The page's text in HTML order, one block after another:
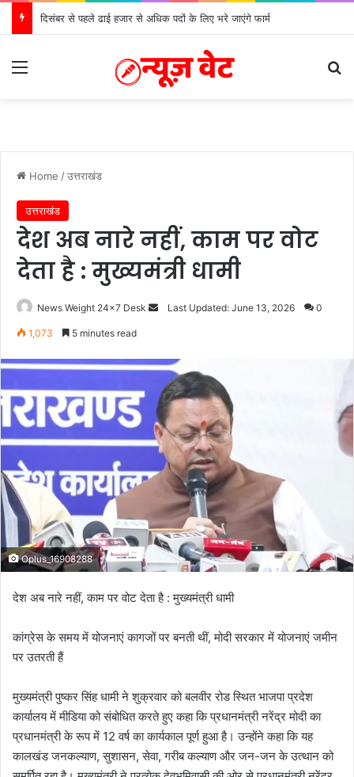
मुख्यमंत्री से महानिदेशक एनसीसी ने की शिष्टाचार भेंट
Home /उत्तराखंड
उत्तराखंड
देश अब नारे नहीं, काम पर वोट
देता है : मुख्यमंत्री धामी
News Weight 24x7 Desk
d
n
e
m
Last Updated: June 13, 2026 0
1,073 5 minutes read
Oplus_16908288
देश अब नारे नहीं, काम पर वोट देता है : मुख्यमंत्री धामी
कांग्रेस के समय में योजनाएं कागजों पर बनती थीं, मोदी सरकार में योजनाएं जमीन
पर उतरती हैं
मुख्यमंत्री पुष्कर सिंह धामी ने शुक्रवार को बलवीर रोड स्थित भाजपा प्रदेश
कार्यालय में मीडिया को संबोधित करते हुए कहा कि प्रधानमंत्री नरेंद्र मोदी का
प्रधानमंत्री के रूप में 12 वर्ष का कार्यकाल पूर्ण हुआ है। उन्होंने कहा कि यह
कालखंड जनकल्याण, सुशासन, सेवा, गरीब कल्याण और जन-जन के उत्थान को